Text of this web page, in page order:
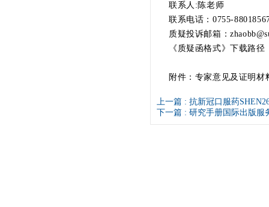
联系人:陈老师
联系电话：0755-
质疑投诉邮箱：
《质疑函格式》下载路
附件：专家意见及证明
上一篇 : 抗新冠口服药
下一篇 : 研究手册国际出版服